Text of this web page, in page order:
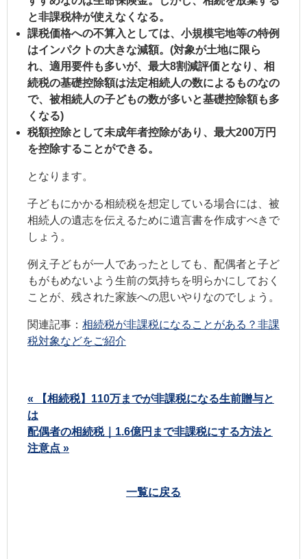
と非課税枠が使えなくなる。
課税価格への不算入としては、小規模宅地等の特例
はインパクトの大きな減額。(対象が土地に限ら
れ、適用要件も多いが、最大8割減評価となり、相
続税の基礎控除額は法定相続人の数によるものなの
で、被相続人の子どもの数が多いと基礎控除額も多
くなる)
税額控除として未成年者控除があり、最大200万円
を控除することができる。
となります。
子どもにかかる相続税を想定している場合には、被
相続人の遺志を伝えるために遺言書を作成すべきで
しょう。
例え子どもが一人であったとしても、配偶者と子ど
もがもめないよう生前の気持ちを明らかにしておく
ことが、残された家族への思いやりなのでしょう。
関連記事： 相続税が非課税になることがある？非課
税対象などをご紹介
« 【相続税】110万までが非課税になる生前贈与と
は
配偶者の相続税｜1.6億円まで非課税にする方法と
注意点 »
一覧に戻る